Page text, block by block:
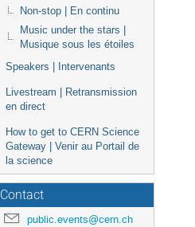
Non-stop | En continu
Music under the stars |
Musique sous les étoiles
Speakers | Intervenants
Livestream | Retransmission
en direct
How to get to CERN Science
Gateway | Venir au Portail de
la science
Contact
public.events@cern.ch